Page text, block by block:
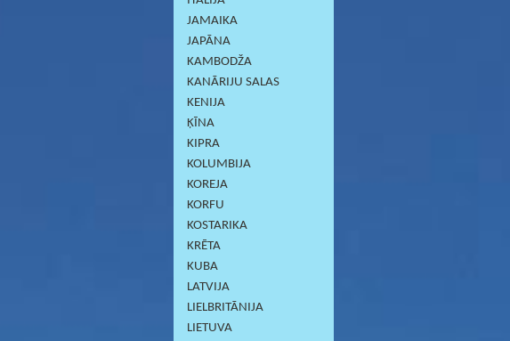
JAMAIKA
JAPĀNA
KAMBODŽA
KANĀRIJU SALAS
KENIJA
ĶĪNA
KIPRA
KOLUMBIJA
KOREJA
KORFU
KOSTARIKA
KRĒTA
KUBA
LATVIJA
LIELBRITĀNIJA
LIETUVA